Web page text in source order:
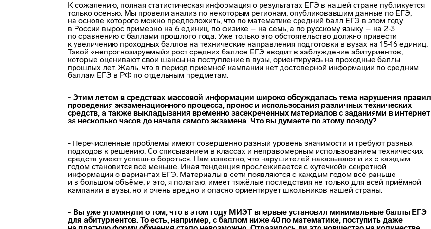
К сожалению, полная статистическая информация о результатах ЕГЭ в нашей стране публикуется
только осенью. Мы провели анализ по некоторым регионам, опубликовавшим данные по ЕГЭ,
на основе которого можно предположить, что по математике средний балл ЕГЭ в этом году
в России вырос примерно на 6 единиц, по физике – на семь, а по русскому языку – на 2-3
по сравнению с баллами прошлого года. Уже только это обстоятельство должно привести
к увеличению проходных баллов на технические направления подготовки в вузах на 15-16 единиц.
Такой «непрогнозируемый» рост средних баллов ЕГЭ вводит в заблуждение абитуриентов,
которые оценивают свои шансы на поступление в вузы, ориентируясь на проходные баллы
прошлых лет. Жаль, что в период приёмной кампании нет достоверной информации по средним
баллам ЕГЭ в РФ по отдельным предметам.
- Этим летом в средствах массовой информации широко обсуждалась тема нарушения правил
проведения экзаменационного процесса, пронос и использования различных технических
средств, а также выкладывания временно засекреченных материалов с заданиями в интернет
за несколько часов до начала самого экзамена. Что вы думаете по этому поводу?
- Перечисленные проблемы имеют совершенно разный уровень значимости и требуют разных
подходов к решению. Со списыванием в классах и неправомерным использованием технических
средств умеют успешно бороться. Нам известно, что нарушителей наказывают и их с каждым
годом становится всё меньше. Иная тенденция прослеживается с «утечкой» секретной
информации о вариантах ЕГЭ. Материалы в сети появляются с каждым годом всё раньше
и в большом объёме, и это, я полагаю, имеет тяжёлые последствия не только для всей приёмной
кампании в вузы, но и очень вредно и опасно ориентирует школьников нашей страны.
- Вы уже упомянули о том, что в этом году МИЭТ впервые установил минимальные баллы ЕГЭ
для абитуриентов. То есть, например, с баллом ниже 40 по математике, поступить даже